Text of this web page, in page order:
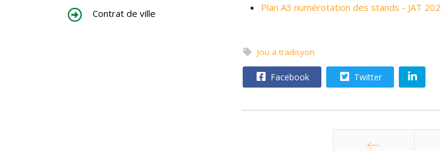
Contrat de ville
Plan A3 numérotation des stands - JAT
Jou a tradisyon
Facebook Twitter